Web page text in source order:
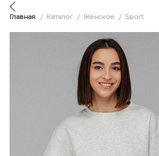
Главная Каталог Женское Sport